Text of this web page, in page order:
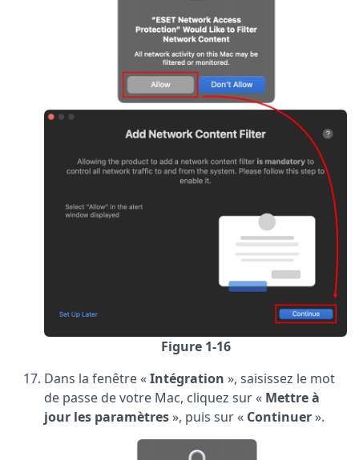
Figure 1-16
Dans la fenêtre «Intégration », saisissez le mot
de passe de votre Mac, cliquez sur « Mettre à
jour les paramètres», puis sur « Continuer».